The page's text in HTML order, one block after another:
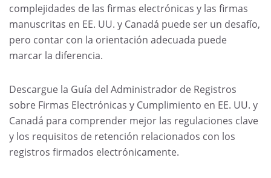
complejidades de las firmas electrónicas y las firmas
manuscritas en EE. UU. y Canadá puede ser un desafío,
pero contar con la orientación adecuada puede
marcar la diferencia.
Descargue la Guía del Administrador de Registros
sobre Firmas Electrónicas y Cumplimiento en EE. UU. y
Canadá para comprender mejor las regulaciones clave
y los requisitos de retención relacionados con los
registros firmados electrónicamente.